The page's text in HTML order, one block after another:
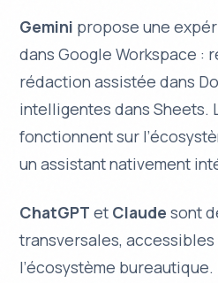
Gemini propose une
dans Google Workspace :
rédaction assistée dans
intelligentes dans Sheets.
fonctionnent sur
un assistant nativement
ChatGPT et Claude sont
transversales,
l’écosystème